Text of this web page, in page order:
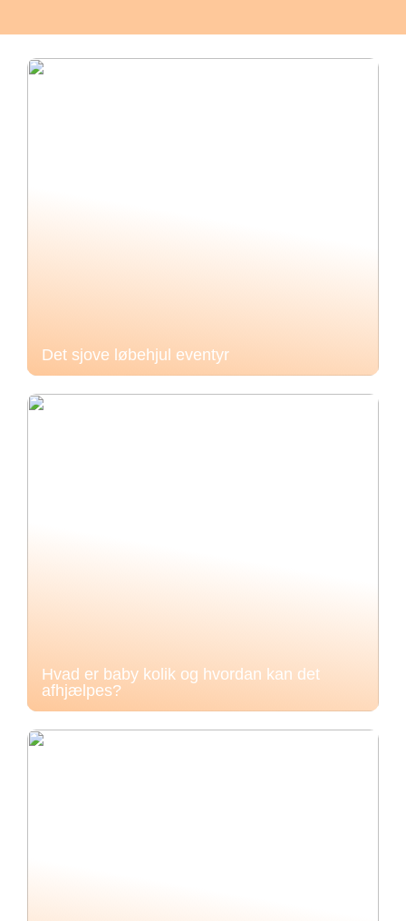
Det sjove løbehjul eventyr
Hvad er baby kolik og hvordan kan det
afhjælpes?